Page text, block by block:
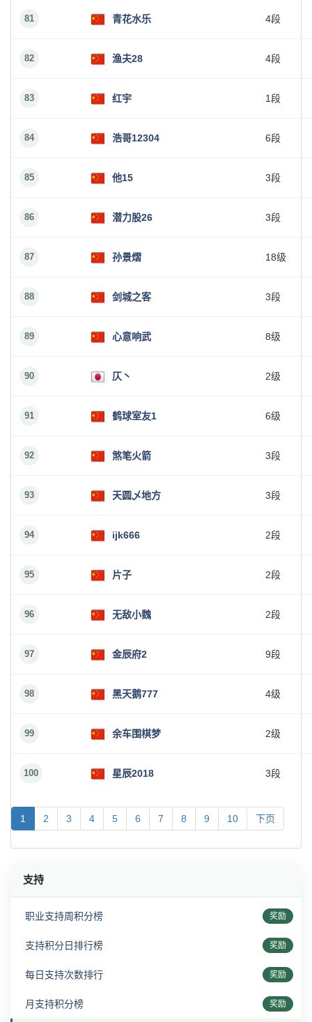
81 青花水乐 4段
82 渔夫28 4段
83 红宇 1段
84 浩哥12304 6段
85 他15 3段
86 潜力股26 3段
87 孙景熠 18级
88 剑城之客 3段
89 心意响武 8级
90 仄丶 2级
91 鹤球室友1 6级
92 煞笔火箭 3段
93 天圆乄地方 3段
94 ijk666 2段
95 片子 2段
96 无敌小魏 2段
97 金辰府2 9段
98 黑天鹅777 4级
99 余车围棋梦 2级
100 星辰2018 3段
1 2 3 4 5 6 7 8 9 10 下页
支持
职业支持周积分榜 奖励
支持积分日排行榜 奖励
每日支持次数排行 奖励
月支持积分榜 奖励